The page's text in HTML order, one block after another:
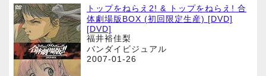
トップをねらえ2! & トップをねらえ! 合
体劇場版BOX (初回限定生産) [DVD]
[DVD]
福井裕佳梨
バンダイビジュアル
2007-01-26